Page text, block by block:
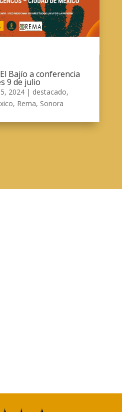
Bajío a conferencia
9 de julio
5, 2024| destacado,
, Rema, Sonora